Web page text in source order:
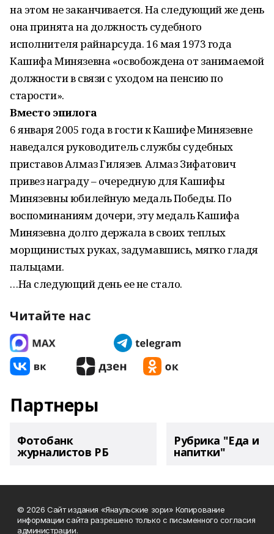
на этом не заканчивается. На следующий же день
она принята на должность судебного
исполнителя райнарсуда. 16 мая 1973 года
Кашифа Минязевна «освобождена от занимаемой
должности в связи с уходом на пенсию по
старости».
Вместо эпилога
6 января 2005 года в гости к Кашифе Минязевне
наведался руководитель службы судебных
приставов Алмаз Гилязев. Алмаз Зифатович
привез награду – очередную для Кашифы
Минязевны юбилейную медаль Победы. По
воспоминаниям дочери, эту медаль Кашифа
Минязевна долго держала в своих теплых
морщинистых руках, задумавшись, мягко гладя
пальцами.
…На следующий день ее не стало.
Читайте нас
Партнеры
Фотобанк
журналистов РБ
Рубрика "Еда и
напитки"
© 2026 Сайт издания «Янаульские зори» Копирование
информации сайта разрешено только с письменного согласия
администрации.